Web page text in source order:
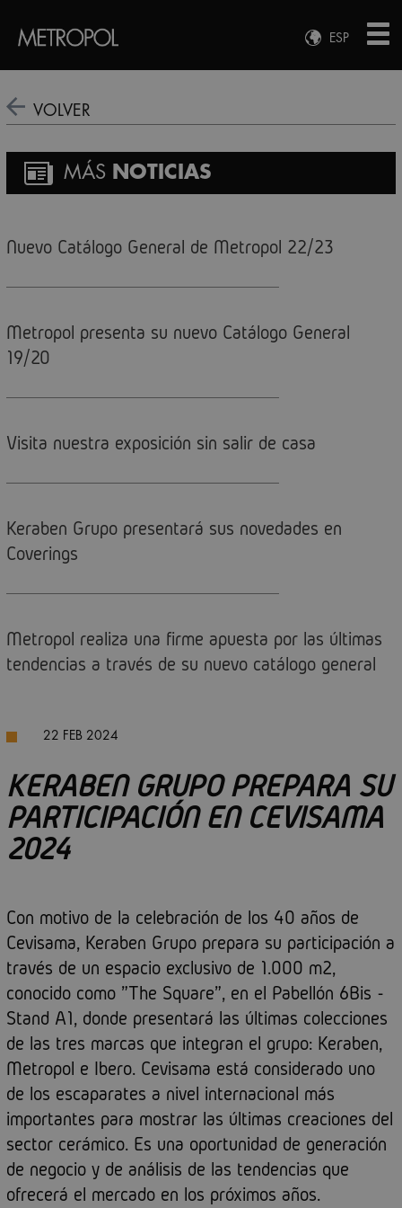
ESP
ENG
VOLVER
MÁS NOTICIAS
Nuevo Catálogo General de Metropol 22/23
Metropol presenta su nuevo Catálogo General
19/20
Visita nuestra exposición sin salir de casa
Keraben Grupo presentará sus novedades en
Coverings
Metropol realiza una firme apuesta por las últimas
tendencias a través de su nuevo catálogo general
22 FEB 2024
KERABEN GRUPO PREPARA SU
PARTICIPACIÓN EN CEVISAMA
2024
Con motivo de la celebración de los 40 años de
Cevisama, Keraben Grupo prepara su participación a
través de un espacio exclusivo de 1.000 m2,
conocido como "The Square", en el Pabellón 6Bis -
Stand A1, donde presentará las últimas colecciones
de las tres marcas que integran el grupo: Keraben,
Metropol e Ibero. Cevisama está considerado uno
de los escaparates a nivel internacional más
importantes para mostrar las últimas creaciones del
sector cerámico. Es una oportunidad de generación
de negocio y de análisis de las tendencias que
ofrecerá el mercado en los próximos años.